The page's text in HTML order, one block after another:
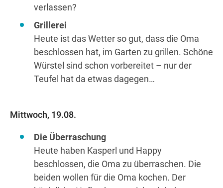
verlassen?
Grillerei
Heute ist das Wetter so gut, dass die Oma
beschlossen hat, im Garten zu grillen. Schöne
Würstel sind schon vorbereitet – nur der
Teufel hat da etwas dagegen…
Mittwoch, 19.08.
Die Überraschung
Heute haben Kasperl und Happy
beschlossen, die Oma zu überraschen. Die
beiden wollen für die Oma kochen. Der